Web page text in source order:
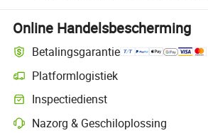
Online Handelsbescherming
Betalingsgarantie
Platformlogistiek
Inspectiedienst
Nazorg & Geschiloplossing